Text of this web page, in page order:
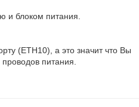
и блоком питания.
(ETH10), а это значит что Вы
питания.